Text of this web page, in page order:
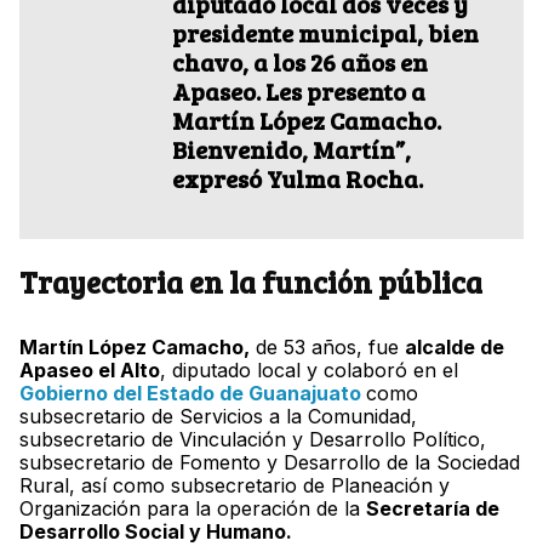
presidente municipal, bien
chavo, a los 26 años en
Apaseo. Les presento a
Martín López Camacho.
Bienvenido, Martín”,
expresó Yulma Rocha.
Trayectoria en la función pública
Martín López Camacho, de 53 años, fue alcalde de
Apaseo el Alto, diputado local y colaboró en el
Gobierno del Estado de Guanajuato como
subsecretario de Servicios a la Comunidad,
subsecretario de Vinculación y Desarrollo Político,
subsecretario de Fomento y Desarrollo de la Sociedad
Rural, así como subsecretario de Planeación y
Organización para la operación de la Secretaría de
Desarrollo Social y Humano.